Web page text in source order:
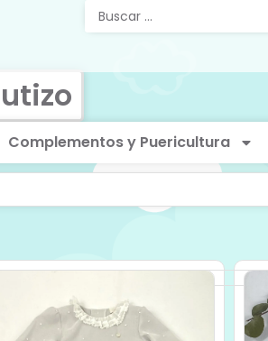
Complementos y Puericultura